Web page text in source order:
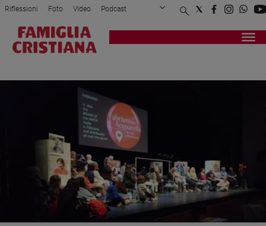
Attualità
Papa
Riflessioni Foto Video Podcast
Privacy Policy Chi siamo
Registrati Redazione